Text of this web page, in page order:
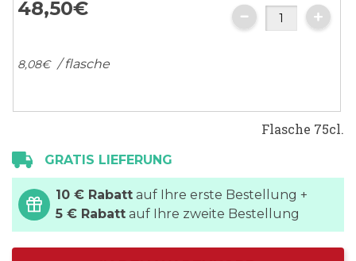
48,50€
8,08€ / flasche
Flasche 75cl.
GRATIS LIEFERUNG
10 € Rabatt auf Ihre erste Bestellung +
5 € Rabatt auf Ihre zweite Bestellung